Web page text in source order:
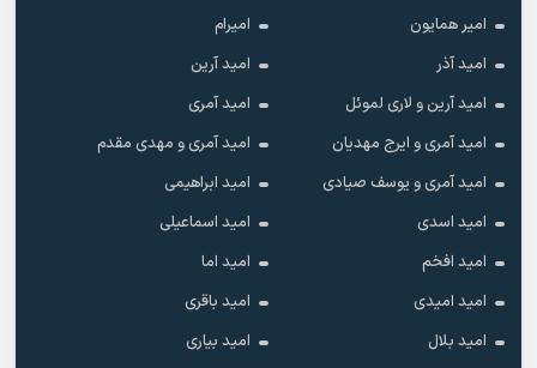
امیر همایون
امیرام
امید آذر
امید آرین
امید آرین و لاری لموئل
امید آمری
امید آمری و ایرج مهدیان
امید آمری و مهدی مقدم
امید آمری و یوسف صیادی
امید ابراهیمی
امید اسدی
امید اسماعیلی
امید افخم
امید اما
امید امیدی
امید باقری
امید بلال
امید بیاری